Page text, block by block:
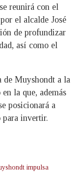
reunirá con el
el alcalde José
de profundizar
así como el
de Muyshondt a la
la que, además
posicionará a
para invertir.
impulsa